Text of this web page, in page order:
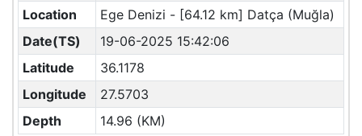
Location
Ege Denizi - [64.12 km] Datça (Muğla)
Date(TS)
19-06-2025 15:42:06
Latitude
36.1178
Longitude
27.5703
Depth
14.96 (KM)